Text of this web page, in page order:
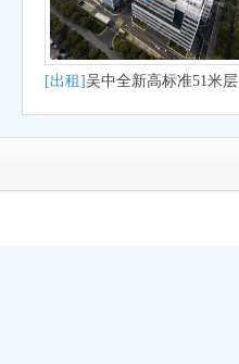
[出租]吴中全新高标准51米层
高出租